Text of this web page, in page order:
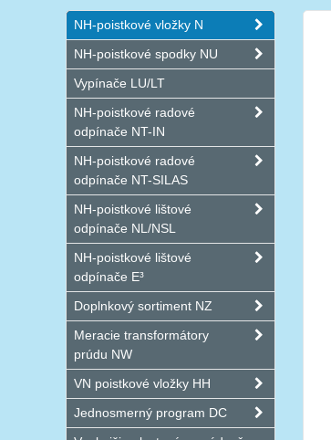
NH-poistkové vložky N
NH-poistkové spodky NU
Vypínače LU/LT
NH-poistkové radové
odpínače NT-IN
NH-poistkové radové
odpínače NT-SILAS
NH-poistkové lištové
odpínače NL/NSL
NH-poistkové lištové
odpínače E³
Doplnkový sortiment NZ
Meracie transformátory
prúdu NW
VN poistkové vložky HH
Jednosmerný program DC